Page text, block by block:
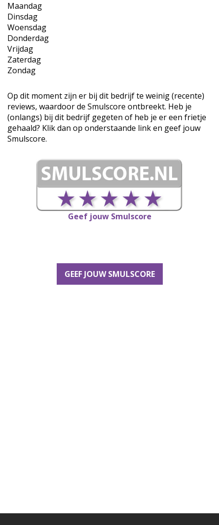
Maandag
Dinsdag
Woensdag
Donderdag
Vrijdag
Zaterdag
Zondag
Op dit moment zijn er bij dit bedrijf te weinig (recente)
reviews, waardoor de Smulscore ontbreekt. Heb je
(onlangs) bij dit bedrijf gegeten of heb je er een frietje
gehaald? Klik dan op onderstaande link en geef jouw
Smulscore.
Geef jouw Smulscore
GEEF JOUW SMULSCORE